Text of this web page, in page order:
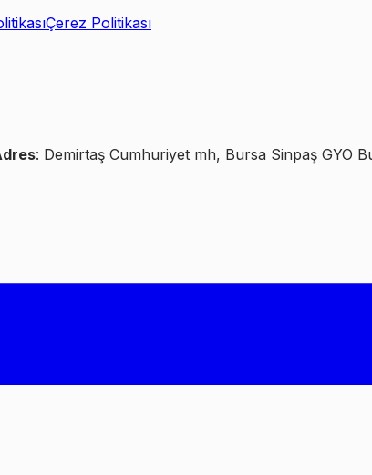
Çerez Politikası
: Demirtaş Cumhuriyet mh, Bursa Sinpaş GYO